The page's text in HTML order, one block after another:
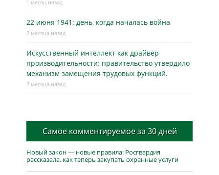
1 месяц назад
22 июня 1941: день, когда началась война
2 месяца назад
Искусственный интеллект как драйвер
производительности: правительство утвердило
механизм замещения трудовых функций.
2 месяца назад
Самое комментируемое за 30 дней
Новый закон — новые правила: Росгвардия
рассказала, как теперь закупать охранные услуги